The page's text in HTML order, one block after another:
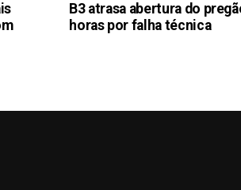
B3 atrasa abertura do
horas por falha técnica